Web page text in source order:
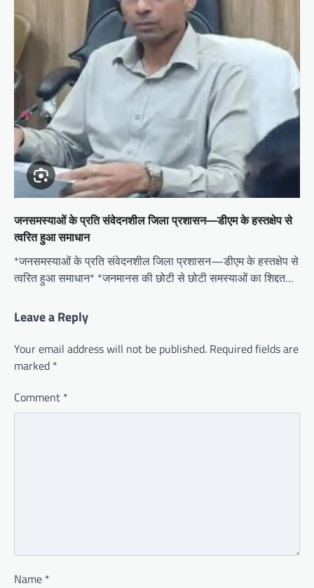
जनसमस्याओं के प्रति संवेदनशील जिला प्रशासन—डीएम के हस्तक्षेप से
त्वरित हुआ समाधान
*जनसमस्याओं के प्रति संवेदनशील जिला प्रशासन—डीएम के हस्तक्षेप से
त्वरित हुआ समाधान* *जनमानस की छोटी से छोटी समस्याओं का शिद्दत…
Leave a Reply
Your email address will not be published. Required fields are
marked *
Comment *
Name *